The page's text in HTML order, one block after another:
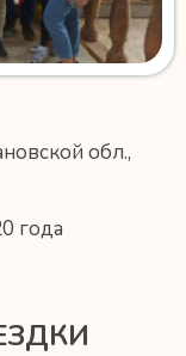
обл.,
года